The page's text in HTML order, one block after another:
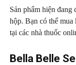
Sản phẩm hiện
hộp. Bạn có thể mua
tại các nhà thuốc
Bella Belle